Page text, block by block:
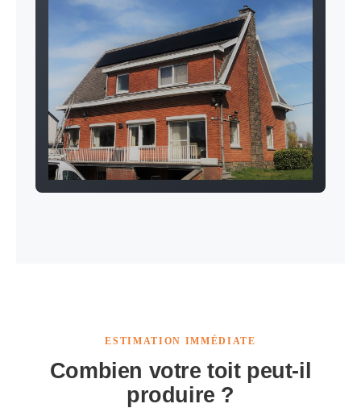
ESTIMATION IMMÉDIATE
Combien votre toit peut-il
produire ?